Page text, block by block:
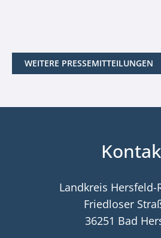
WEITERE PRESSEMITTEILUNGEN
Landkreis Hersfeld-
Friedloser
36251 Bad